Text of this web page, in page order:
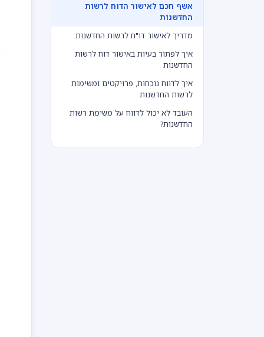
אשף חכם לאישור הדוח לרשות
החדשנות
מדריך לאישור דו"ח לרשות החדשנות
איך לפתור בעיות באישור דוח לרשות
החדשנות
איך לדווח נוכחות, פרויקטים ומשימות
לרשות החדשנות
העובד לא יכול לדווח על משימת רשות
החדשנות?